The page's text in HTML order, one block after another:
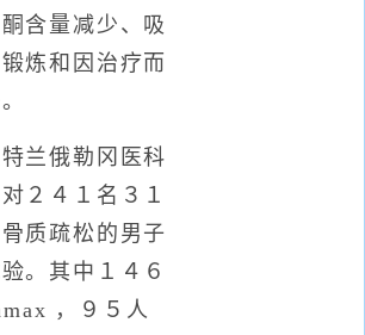
含量减少、吸
炼和因治疗而
俄勒冈医科
２４１名３１
质疏松的男子
。其中１４６
，９５人